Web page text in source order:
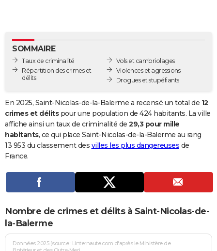
BONS PLANS
CARTE DE VOEUX
Dictionnaire
Biographies
Citations
Expressions
Proverbes
PROGRAMME TV
S'inscrire
Se connecter
Lycées
Collèges
Primaires
Universités
Entreprises
Service militaire
Avis de recherche
AVIS DE DÉCÈS
SOMMAIRE
Taux de criminalité
Répartition des crimes et
délits
Vols et cambriolages
Violences et agressions
Drogues et stupéfiants
En 2025, Saint-Nicolas-de-la-Balerme a recensé un total de 12
crimes et délitspour une population de 424 habitants. La ville
affiche ainsi un taux de criminalité de 29,3 pour mille
habitants, ce qui place Saint-Nicolas-de-la-Balerme au rang
13 953 du classement des villes les plus dangereuses de
France.
Nombre de crimes et délits à Saint-Nicolas-de-
la-Balerme
Données 2025 (source : Linternaute.com d'après le Ministère de